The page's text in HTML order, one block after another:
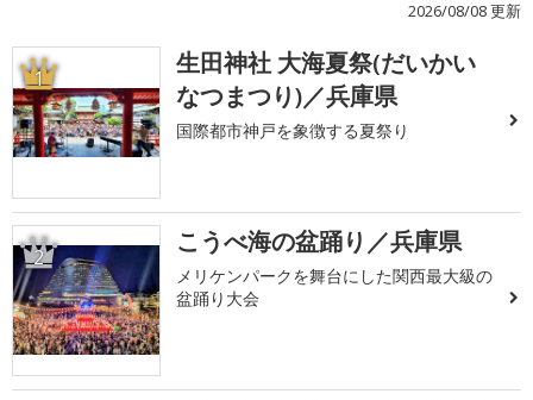
2026/08/08 更新
1
生田神社 大海夏祭(だいかい
なつまつり)／兵庫県
国際都市神戸を象徴する夏祭り
2 こうべ海の盆踊り／兵庫県
メリケンパークを舞台にした関西最大級の
盆踊り大会